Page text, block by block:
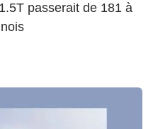
passerait de 181 à